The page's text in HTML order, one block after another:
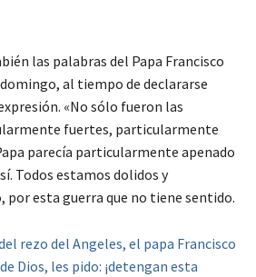
las palabras del Papa Francisco
al tiempo de declararse
«No sólo fueron las
fuertes, particularmente
parecía particularmente apenado
Todos estamos dolidos y
esta guerra que no tiene sentido.
rezo del Angeles, el papa Francisco
Dios, les pido: ¡detengan esta